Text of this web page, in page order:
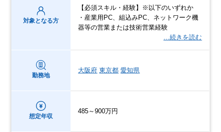
対象となる方
【必須スキル・経験】※以下のいずれか
・産業用PC、組込みPC、ネットワーク機
器等の営業または技術営業経験
…続きを読む
勤務地
大阪府 東京都 愛知県
想定年収
485～900万円